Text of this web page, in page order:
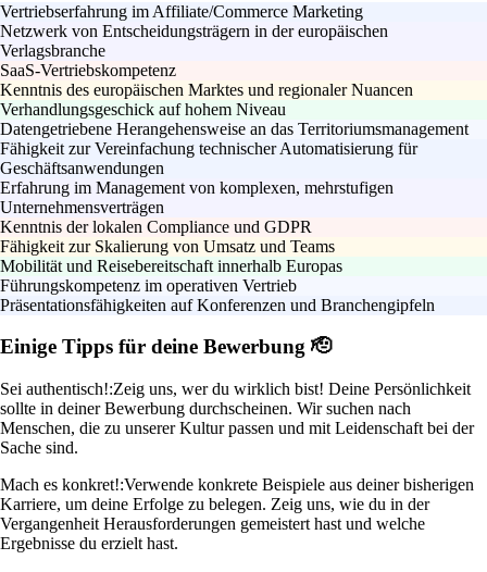
Vertriebserfahrung im Affiliate/Commerce Marketing
Netzwerk von Entscheidungsträgern in der europäischen
Verlagsbranche
SaaS-Vertriebskompetenz
Kenntnis des europäischen Marktes und regionaler Nuancen
Verhandlungsgeschick auf hohem Niveau
Datengetriebene Herangehensweise an das Territoriumsmanagement
Fähigkeit zur Vereinfachung technischer Automatisierung für
Geschäftsanwendungen
Erfahrung im Management von komplexen, mehrstufigen
Unternehmensverträgen
Kenntnis der lokalen Compliance und GDPR
Fähigkeit zur Skalierung von Umsatz und Teams
Mobilität und Reisebereitschaft innerhalb Europas
Führungskompetenz im operativen Vertrieb
Präsentationsfähigkeiten auf Konferenzen und Branchengipfeln
Einige Tipps für deine Bewerbung 🫡
Sei authentisch!:Zeig uns, wer du wirklich bist! Deine Persönlichkeit
sollte in deiner Bewerbung durchscheinen. Wir suchen nach
Menschen, die zu unserer Kultur passen und mit Leidenschaft bei der
Sache sind.
Mach es konkret!:Verwende konkrete Beispiele aus deiner bisherigen
Karriere, um deine Erfolge zu belegen. Zeig uns, wie du in der
Vergangenheit Herausforderungen gemeistert hast und welche
Ergebnisse du erzielt hast.